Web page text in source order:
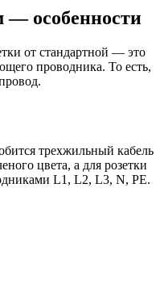
― особенности
от стандартной ― это
проводника. То есть,
трехжильный кабель
цвета, а для розетки
L1, L2, L3, N, PE.